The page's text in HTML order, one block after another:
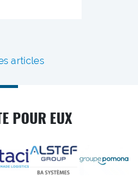
articles
POUR EUX